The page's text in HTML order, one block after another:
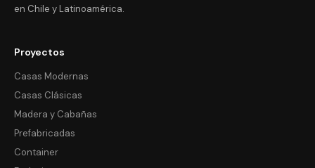
en Chile y Latinoamérica.
Proyectos
Casas Modernas
Casas Clásicas
Madera y Cabañas
Prefabricadas
Container